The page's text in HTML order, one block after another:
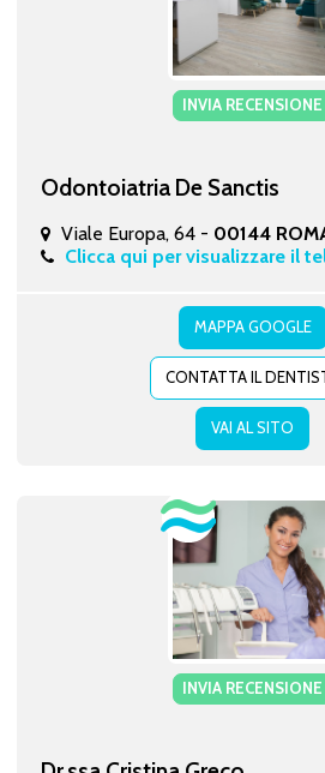
INVIA RECENSIONE
Odontoiatria De Sanctis
Viale Europa, 64 - 00144
Clicca qui per visualizzare il
MAPPA GOOGLE
CONTATTA IL
VAI AL SITO
INVIA RECENSIONE